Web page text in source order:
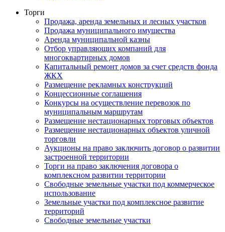
Торги
Продажа, аренда земельных и лесных участков
Продажа муниципального имущества
Аренда муниципальной казны
Отбор управляющих компаний для
многоквартирных домов
Капитальный ремонт домов за счет средств фонда
ЖКХ
Размещение рекламных конструкций
Концессионные соглашения
Конкурсы на осуществление перевозок по
муниципальным маршрутам
Размещение нестационарных торговых объектов
Размещение нестационарных объектов уличной
торговли
Аукционы на право заключить договор о развитии
застроенной территории
Торги на право заключения договора о
комплексном развитии территории
Свободные земельные участки под коммерческое
использование
Земельные участки под комплексное развитие
территорий
Свободные земельные участки